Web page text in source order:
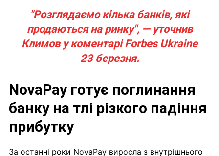
"Розглядаємо кілька банків, які
продаються на ринку", — уточнив
Климов у коментарі Forbes Ukraine
23 березня.
NovaPay готує поглинання
банку на тлі різкого падіння
прибутку
За останні роки NovaPay виросла з внутрішнього